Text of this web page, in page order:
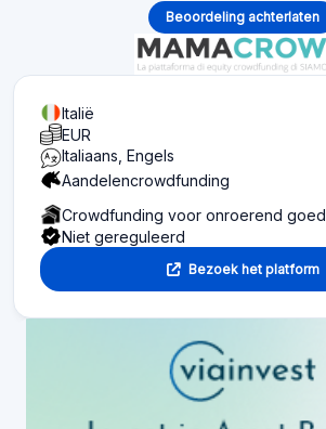
Beoordeling achterlaten
Italië
EUR
Italiaans, Engels
Aandelencrowdfunding
Crowdfunding voor onroerend goed
Niet gereguleerd
Bezoek het platform